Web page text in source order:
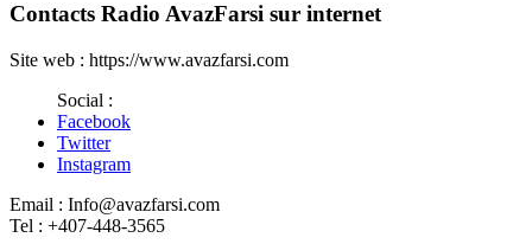
Contacts Radio AvazFarsi sur internet
Site web : https://www.avazfarsi.com
Social :
Facebook
Twitter
Instagram
Email : Info@avazfarsi.com
Tel : +407-448-3565